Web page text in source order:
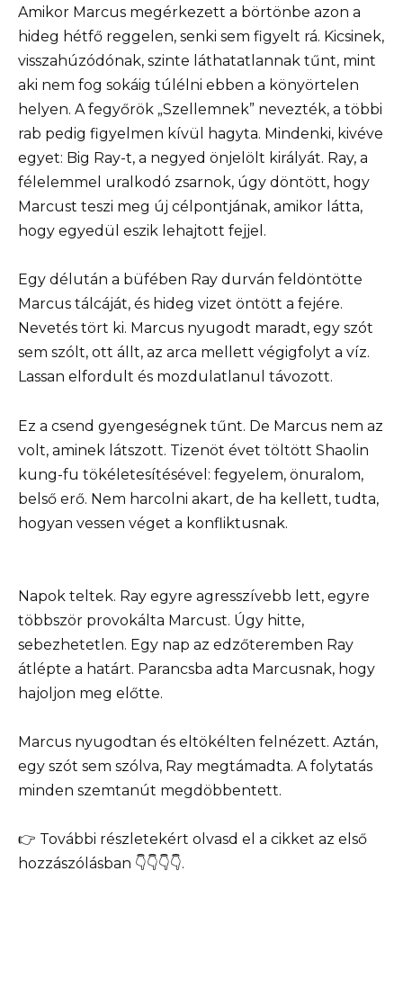
Amikor Marcus megérkezett a börtönbe azon a
hideg hétfő reggelen, senki sem figyelt rá. Kicsinek,
visszahúzódónak, szinte láthatatlannak tűnt, mint
aki nem fog sokáig túlélni ebben a könyörtelen
helyen. A fegyőrök „Szellemnek” nevezték, a többi
rab pedig figyelmen kívül hagyta. Mindenki, kivéve
egyet: Big Ray-t, a negyed önjelölt királyát. Ray, a
félelemmel uralkodó zsarnok, úgy döntött, hogy
Marcust teszi meg új célpontjának, amikor látta,
hogy egyedül eszik lehajtott fejjel.
Egy délután a büfében Ray durván feldöntötte
Marcus tálcáját, és hideg vizet öntött a fejére.
Nevetés tört ki. Marcus nyugodt maradt, egy szót
sem szólt, ott állt, az arca mellett végigfolyt a víz.
Lassan elfordult és mozdulatlanul távozott.
Ez a csend gyengeségnek tűnt. De Marcus nem az
volt, aminek látszott. Tizenöt évet töltött Shaolin
kung-fu tökéletesítésével: fegyelem, önuralom,
belső erő. Nem harcolni akart, de ha kellett, tudta,
hogyan vessen véget a konfliktusnak.
Napok teltek. Ray egyre agresszívebb lett, egyre
többször provokálta Marcust. Úgy hitte,
sebezhetetlen. Egy nap az edzőteremben Ray
átlépte a határt. Parancsba adta Marcusnak, hogy
hajoljon meg előtte.
Marcus nyugodtan és eltökélten felnézett. Aztán,
egy szót sem szólva, Ray megtámadta. A folytatás
minden szemtanút megdöbbentett.
👉 További részletekért olvasd el a cikket az első
hozzászólásban 👇👇👇👇.